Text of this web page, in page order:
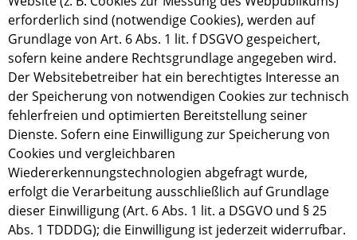
erforderlich sind (notwendige Cookies), werden auf
Grundlage von Art. 6 Abs. 1 lit. f DSGVO gespeichert,
sofern keine andere Rechtsgrundlage angegeben wird.
Der Websitebetreiber hat ein berechtigtes Interesse an
der Speicherung von notwendigen Cookies zur technisch
fehlerfreien und optimierten Bereitstellung seiner
Dienste. Sofern eine Einwilligung zur Speicherung von
Cookies und vergleichbaren
Wiedererkennungstechnologien abgefragt wurde,
erfolgt die Verarbeitung ausschließlich auf Grundlage
dieser Einwilligung (Art. 6 Abs. 1 lit. a DSGVO und § 25
Abs. 1 TDDDG); die Einwilligung ist jederzeit widerrufbar.